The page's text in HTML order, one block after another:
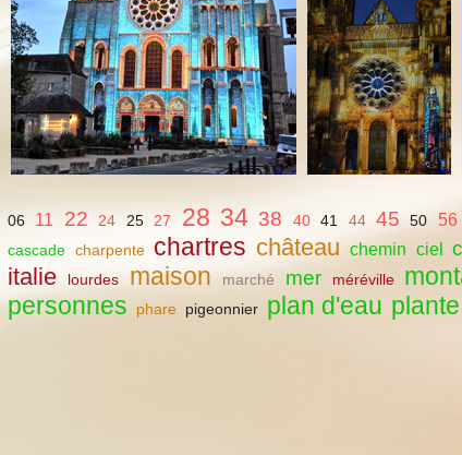
06 11 22 24 25 27 28 34 38 40 41 44 45 50 56
cascade charpente chartres château chemin ciel
italie lourdes maison marché mer méréville
personnes phare pigeonnier plan d'eau plante